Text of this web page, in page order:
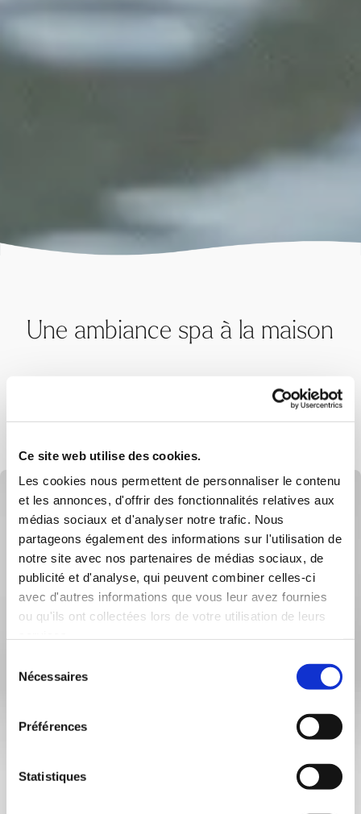
Une ambiance spa à la maison
Offrez détente, repos et bien-être : nos
produits de bien-être transforment chaque
intérieur en une petite oasis de spa.